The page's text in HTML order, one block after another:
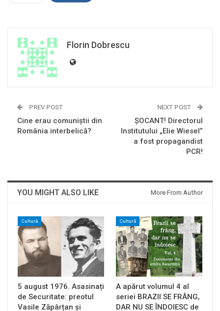
Florin Dobrescu
PREV POST
Cine erau comuniștii din
România interbelică?
NEXT POST
ŞOCANT! Directorul
Institutului „Elie Wiesel”
a fost propagandist
PCR!
YOU MIGHT ALSO LIKE More From Author
Cultură
5 august 1976. Asasinați
de Securitate: preotul
Vasile Zăpârțan și
Cultură
A apărut volumul 4 al
seriei BRAZII SE FRÂNG,
DAR NU SE ÎNDOIESC de